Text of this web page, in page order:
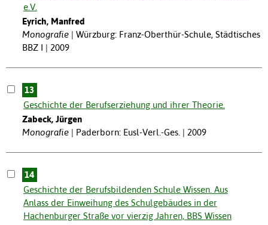
e.V.
Eyrich, Manfred
Monografie
Würzburg: Franz-Oberthür-Schule, Städtisches
BBZ I | 2009
13
Geschichte der Berufserziehung und ihrer Theorie.
Zabeck, Jürgen
Monografie
Paderborn: Eusl-Verl.-Ges. | 2009
14
Geschichte der Berufsbildenden Schule Wissen. Aus
Anlass der Einweihung des Schulgebäudes in der
Hachenburger Straße vor vierzig Jahren, BBS Wissen